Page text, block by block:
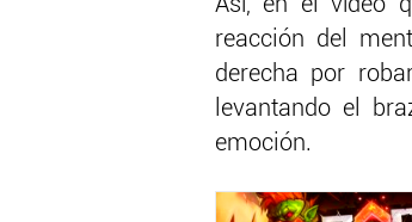
reacción del
derecha por
levantando el
emoción.